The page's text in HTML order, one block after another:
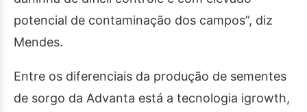
potencial de contaminação dos campos”, diz
Mendes.
Entre os diferenciais da produção de sementes
de sorgo da Advanta está a tecnologia igrowth,